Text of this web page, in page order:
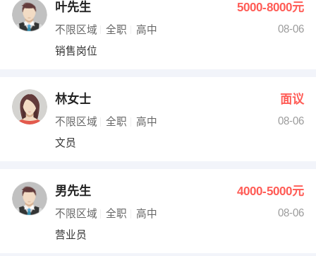
叶先生 5000-8000元
不限区域 全职 高中
08-06
销售岗位
林女士 面议
不限区域 全职 高中
08-06
文员
男先生 4000-5000元
不限区域 全职 高中
08-06
营业员